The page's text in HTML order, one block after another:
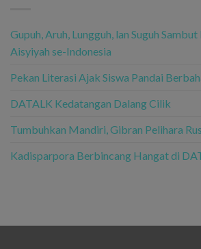
Gupuh, Aruh, Lungguh, lan Suguh
Aisyiyah se-Indonesia
Pekan Literasi Ajak Siswa Pandai
DATALK Kedatangan Dalang Cilik
Tumbuhkan Mandiri, Gibran Pelihara
Kadisparpora Berbincang Hangat di